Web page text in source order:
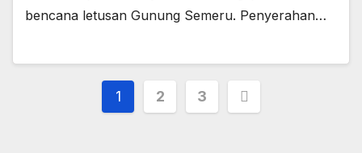
bencana letusan Gunung Semeru. Penyerahan…
Paginasi
1 2 3